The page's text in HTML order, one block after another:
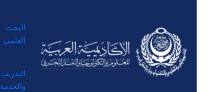
البحث
العلمي
التدريب
والخدمة